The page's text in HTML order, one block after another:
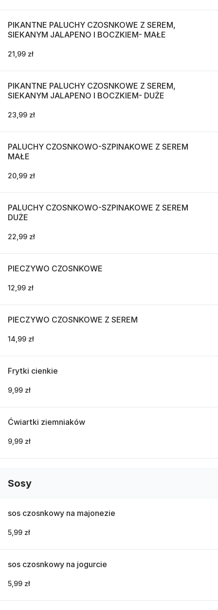
PIKANTNE PALUCHY CZOSNKOWE Z SEREM,
SIEKANYM JALAPENO I BOCZKIEM- MAŁE
21,99 zł
PIKANTNE PALUCHY CZOSNKOWE Z SEREM,
SIEKANYM JALAPENO I BOCZKIEM- DUŻE
23,99 zł
PALUCHY CZOSNKOWO-SZPINAKOWE Z SEREM
MAŁE
20,99 zł
PALUCHY CZOSNKOWO-SZPINAKOWE Z SEREM
DUŻE
22,99 zł
PIECZYWO CZOSNKOWE
12,99 zł
PIECZYWO CZOSNKOWE Z SEREM
14,99 zł
Frytki cienkie
9,99 zł
Ćwiartki ziemniaków
9,99 zł
Sosy
sos czosnkowy na majonezie
5,99 zł
sos czosnkowy na jogurcie
5,99 zł